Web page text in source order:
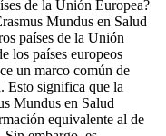
de la Unión Europea?
Mundus en Salud
países de la Unión
los países europeos
un marco común de
Esto significa que la
Mundus en Salud
equivalente al de